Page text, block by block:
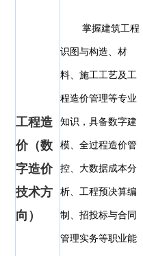
工程造
价（数
字造价
技术方
向 ）
掌握建筑工程
识图与构造、材
料、施工工艺及工
程造价管理等专业
知识，具备数字建
模、全过程造价管
控、大数据成本分
析、工程预决算编
制、招投标与合同
管理实务等职业能